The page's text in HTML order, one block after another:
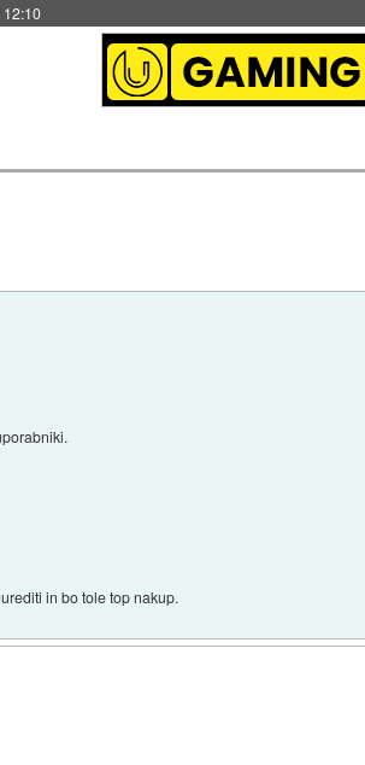
11:37
in bo tole top nakup.